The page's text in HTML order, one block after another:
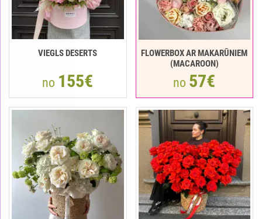
VIEGLS DESERTS
no 155€
FLOWERBOX AR MAKARŪNIEM
(MACAROON)
no 57€